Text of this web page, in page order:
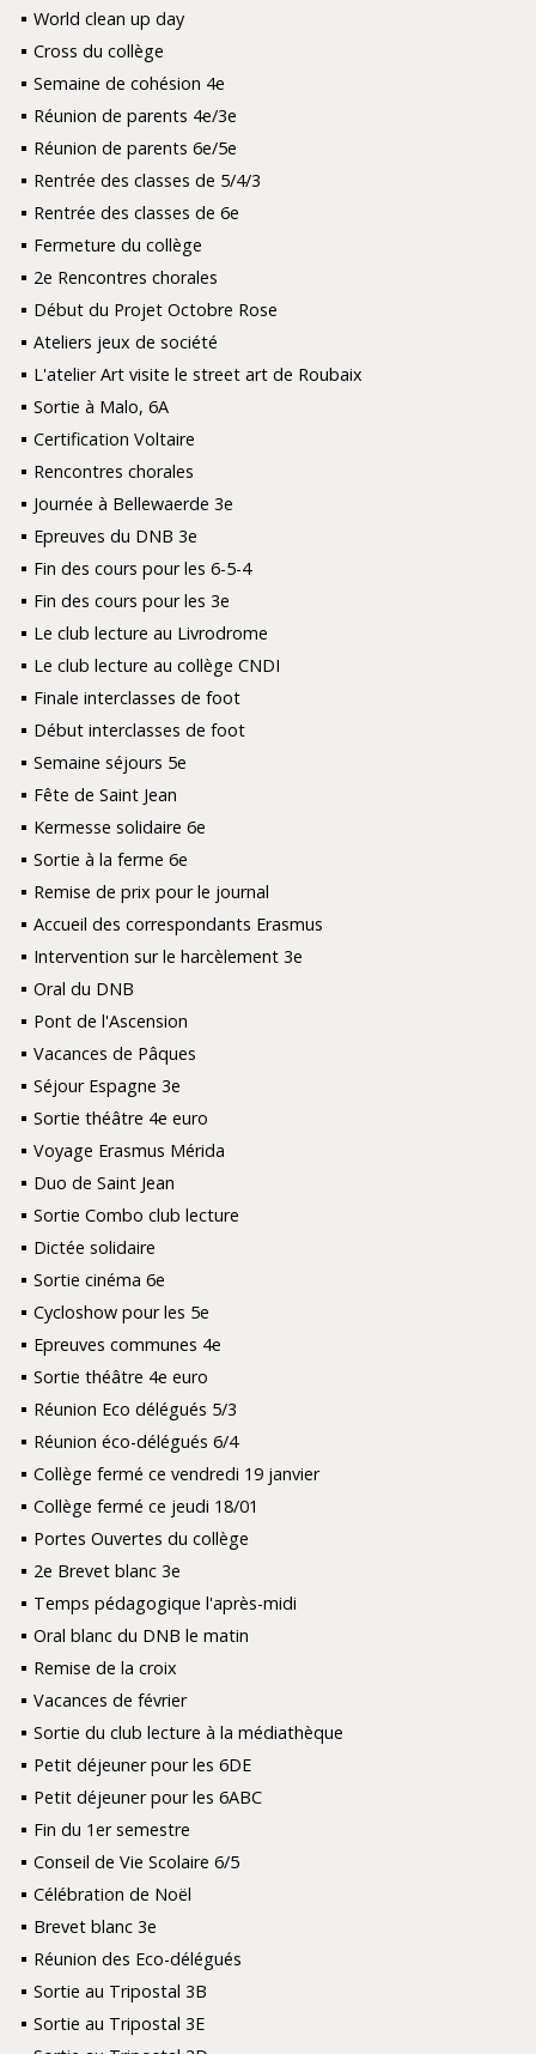
World clean up day
Cross du collège
Semaine de cohésion 4e
Réunion de parents 4e/3e
Réunion de parents 6e/5e
Rentrée des classes de 5/4/3
Rentrée des classes de 6e
Fermeture du collège
2e Rencontres chorales
Début du Projet Octobre Rose
Ateliers jeux de société
L'atelier Art visite le street art de Roubaix
Sortie à Malo, 6A
Certification Voltaire
Rencontres chorales
Journée à Bellewaerde 3e
Epreuves du DNB 3e
Fin des cours pour les 6-5-4
Fin des cours pour les 3e
Le club lecture au Livrodrome
Le club lecture au collège CNDI
Finale interclasses de foot
Début interclasses de foot
Semaine séjours 5e
Fête de Saint Jean
Kermesse solidaire 6e
Sortie à la ferme 6e
Remise de prix pour le journal
Accueil des correspondants Erasmus
Intervention sur le harcèlement 3e
Oral du DNB
Pont de l'Ascension
Vacances de Pâques
Séjour Espagne 3e
Sortie théâtre 4e euro
Voyage Erasmus Mérida
Duo de Saint Jean
Sortie Combo club lecture
Dictée solidaire
Sortie cinéma 6e
Cycloshow pour les 5e
Epreuves communes 4e
Sortie théâtre 4e euro
Réunion Eco délégués 5/3
Réunion éco-délégués 6/4
Collège fermé ce vendredi 19 janvier
Collège fermé ce jeudi 18/01
Portes Ouvertes du collège
2e Brevet blanc 3e
Temps pédagogique l'après-midi
Oral blanc du DNB le matin
Remise de la croix
Vacances de février
Sortie du club lecture à la médiathèque
Petit déjeuner pour les 6DE
Petit déjeuner pour les 6ABC
Fin du 1er semestre
Conseil de Vie Scolaire 6/5
Célébration de Noël
Brevet blanc 3e
Réunion des Eco-délégués
Sortie au Tripostal 3B
Sortie au Tripostal 3E